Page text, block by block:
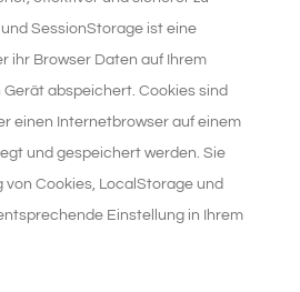
SessionStorage ist eine
ihr Browser Daten auf Ihrem
abspeichert. Cookies sind
einen Internetbrowser auf einem
und gespeichert werden. Sie
von Cookies, LocalStorage und
Einstellung in Ihrem